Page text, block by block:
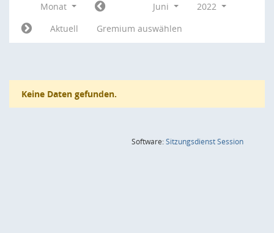
Monat Juni
2022
Aktuell
Gremium auswählen
Keine Daten gefunden.
Software:SitzungsdienstSession(Wird in